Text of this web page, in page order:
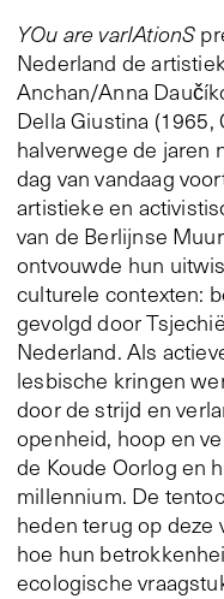
YOu are varIAtionS
Nederland de
Anchan/Anna
Della Giustina
halverwege de jaren
dag van vandaag
artistieke en
van de Berlijnse
ontvouwde hun
culturele contexten:
gevolgd door
Nederland. Als
lesbische kringen
door de strijd en
openheid, hoop en
de Koude Oorlog en
millennium. De
heden terug op deze
hoe hun
ecologische